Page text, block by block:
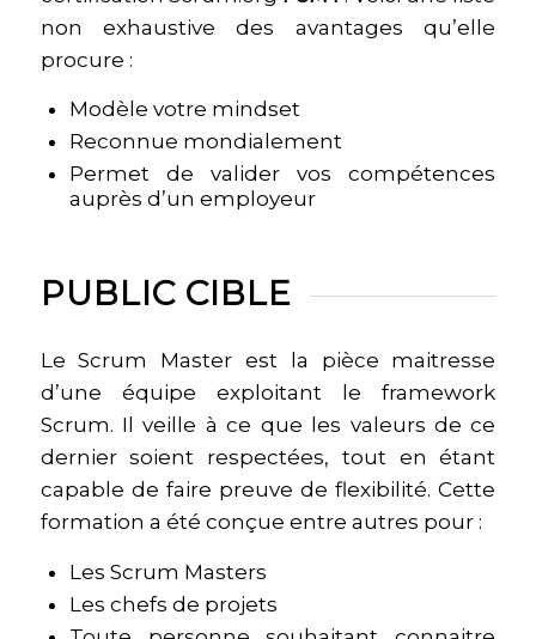
certification Scrum.org
. Voici une liste
non exhaustive des avantages qu’elle
procure :
Modèle votre mindset
Reconnue mondialement
Permet de valider vos compétences
PUBLIC CIBLE
Le Scrum Master est la pièce maitresse
d’une équipe exploitant le framework
Scrum. Il veille à ce que les valeurs de ce
dernier soient respectées, tout en étant
capable de faire preuve de flexibilité. Cette
Les Scrum Masters
Les chefs de projets